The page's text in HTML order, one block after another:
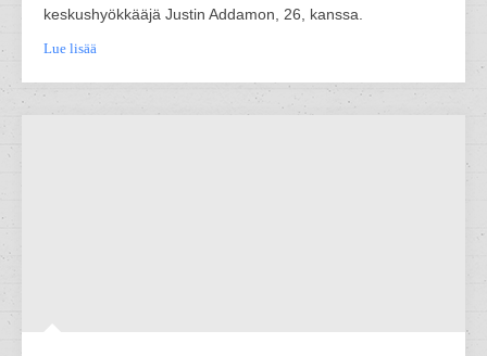
keskushyökkääjä Justin Addamon, 26, kanssa.
Lue lisää